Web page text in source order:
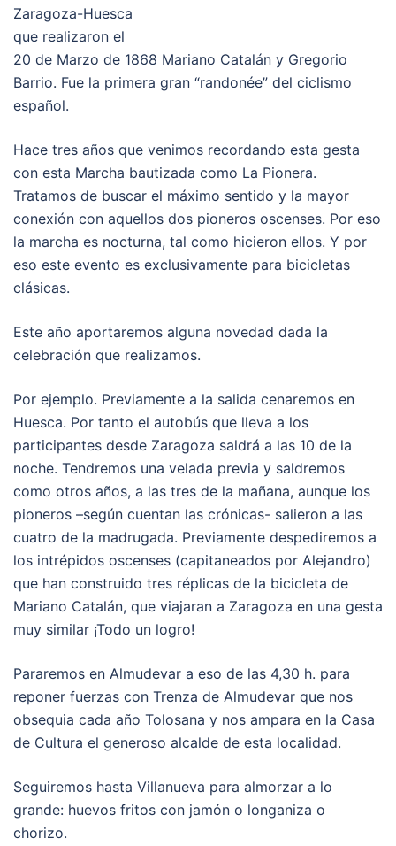
Zaragoza-Huesca
que realizaron el
20 de Marzo de 1868 Mariano Catalán y Gregorio
Barrio. Fue la primera gran “randonée” del ciclismo
español.
Hace tres años que venimos recordando esta gesta
con esta Marcha bautizada como La Pionera.
Tratamos de buscar el máximo sentido y la mayor
conexión con aquellos dos pioneros oscenses. Por eso
la marcha es nocturna, tal como hicieron ellos. Y por
eso este evento es exclusivamente para bicicletas
clásicas.
Este año aportaremos alguna novedad dada la
celebración que realizamos.
Por ejemplo. Previamente a la salida cenaremos en
Huesca. Por tanto el autobús que lleva a los
participantes desde Zaragoza saldrá a las 10 de la
noche. Tendremos una velada previa y saldremos
como otros años, a las tres de la mañana, aunque los
pioneros –según cuentan las crónicas- salieron a las
cuatro de la madrugada. Previamente despediremos a
los intrépidos oscenses (capitaneados por Alejandro)
que han construido tres réplicas de la bicicleta de
Mariano Catalán, que viajaran a Zaragoza en una gesta
muy similar ¡Todo un logro!
Pararemos en Almudevar a eso de las 4,30 h. para
reponer fuerzas con Trenza de Almudevar que nos
obsequia cada año Tolosana y nos ampara en la Casa
de Cultura el generoso alcalde de esta localidad.
Seguiremos hasta Villanueva para almorzar a lo
grande: huevos fritos con jamón o longaniza o
chorizo.